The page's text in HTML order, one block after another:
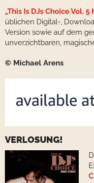
„This Is DJs Choice Vol.
üblichen Digital-,
Version sowie auf dem
unverzichtbaren,
© Michael Arens
VERLOSUNG!